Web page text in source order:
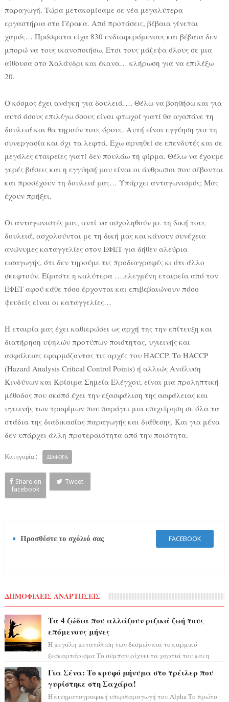
παραγωγή. Τώρα μετακομίσαμε σε νέα μεγαλύτερα
εργαστήρια στο Γέρακα. Από προτάσεις, βέβαια γίνεται
χαμός… Πρόσφατα είχα 830 ενδιαφερόμενους και βέβαια δεν
μπορώ να τους ικανοποιήσω. Ετσι τους μάζεψα όλους σε μια
αίθουσα στο Χαλάνδρι και έκανα… κλήρωση για να επιλέξω
20.
Ο κόσμος έχει ανάγκη για δουλειά…. Θέλω να βοηθήσω και για
αυτό όσους επιλέγω όσους είναι φτωχοί γιατί θα αγαπάνε τη
δουλειά και θα τηρούν τους όρους. Αυτή είναι εγγύηση για τη
συνεργασία και όχι τα λεφτά. Εχω αρνηθεί σε επενδυτές και σε
μεγάλες εταιρείες γιατί δεν πουλάω τη φίρμα. Θέλω να έχουμε
γερές βάσεις και η εγγύησή μου είναι οι άνθρωποι που σέβονται
και προσέχουν τη δουλειά μας… Υπάρχει ανταγωνισμός; Μας
έχουν πρήξει.
Οι ανταγωνιστές μας, αντί να ασχοληθούν με τη δική τους
δουλειά, ασχολούνται με τη δική μας και κάνουν συνέχεια
ανώνυμες καταγγελίες στον ΕΦΕΤ για δήθεν αλεύρια
εισαγωγής, ότι δεν τηρούμε τις προδιαγραφές κι ότι άλλο
σκεφτούν. Είμαστε η καλύτερα ….ελεγμένη εταιρεία από τον
ΕΦΕΤ αφού κάθε τόσο έρχονται και επιβεβαιώνουν πόσο
ψευδείς είναι οι καταγγελίες…
Η εταιρία μας έχει καθιερώσει ως αρχή της την επίτευξη και
διατήρηση υψηλών προτύπων ποιότητας, υγιεινής και
ασφάλειας εφαρμόζοντας τις αρχές του HACCP. Το HACCP
(Hazard Analysis Critical Control Points) ή αλλιώς Ανάλυση
Κινδύνων και Κρίσιμα Σημεία Ελέγχου, είναι μια προληπτική
μέθοδος που σκοπό έχει την εξασφάλιση της ασφάλειας και
υγιεινής των τροφίμων που παράγει μια επιχείρηση σε όλα τα
στάδια της διαδικασίας παραγωγής και διάθεσης. Και για μένα
δεν υπάρχει άλλη προτεραιότητα από την ποιότητα.
Κατηγορία : ΔΙΑΦΟΡΑ
Share on
facebook
Tweet
Προσθέστε το σχόλιό σας FACEBOOK
ΔΗΜΟΦΙΛΕΙΣ ΑΝΑΡΤΗΣΕΙΣ
Τα 4 ζώδια που αλλάζουν ριζικά ζωή τους
επόμενους μήνες
Η μεγάλη μετατόπιση των δεσμών και το καρμικό
ξεσκαρτάρισμα Το σύμπαν ρίχνει τα χαρτιά του και η
Για Σένα: Το κρυφό μήνυμα στο τρέιλερ που
γυρίστηκε στη Σαχάρα!
Η κινηματογραφική υπερπαραγωγή του Alpha Το πρώτο